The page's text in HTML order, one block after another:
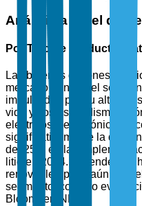
Análisis a Nivel de
Por Tipo de Producto:
Las baterías de iones de
mercado dentro del
impulsadas por su alta
vida y costos en
eléctricos y electrónica de
significativamente la
del 25% en las
litio en 2024. La tendencia
renovable apoya aún más
segmento, como lo
BloombergNEF.